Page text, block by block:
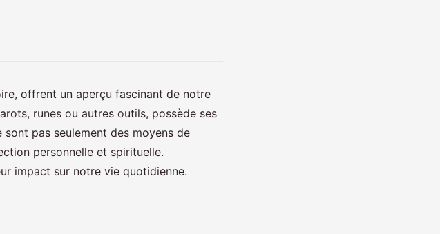
offrent un aperçu fascinant de notre
runes ou autres outils, possède ses
pas seulement des moyens de
personnelle et spirituelle.
impact sur notre vie quotidienne.